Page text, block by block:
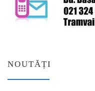
NOUTĂȚI